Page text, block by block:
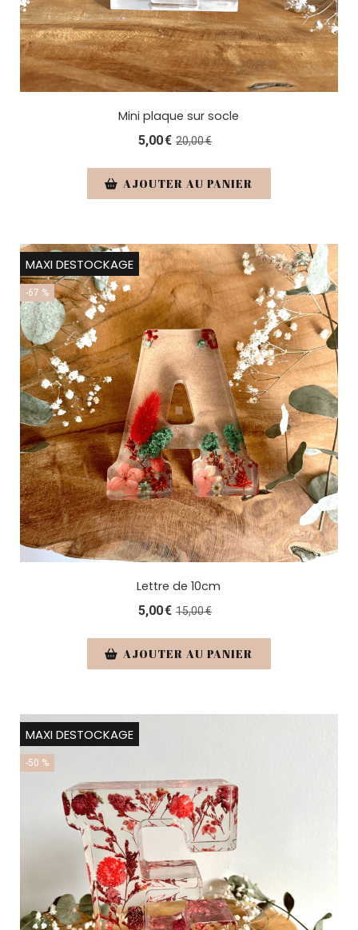
Mini plaque sur socle
5,00€ 20,00€
AJOUTER AU PANIER
MAXI DESTOCKAGE
-67 %
Lettre de 10cm
5,00€ 15,00€
AJOUTER AU PANIER
MAXI DESTOCKAGE
-50 %